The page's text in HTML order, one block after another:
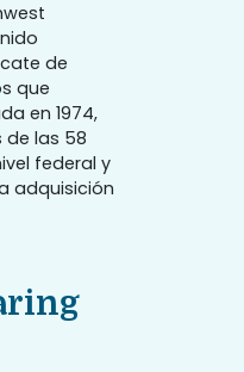
de
que
en 1974,
de las 58
federal y
adquisición